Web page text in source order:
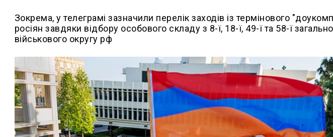
Зокрема, у телеграмі зазначили перелік заходів із термінового
росіян завдяки відбору особового складу з 8-ї, 18-ї, 49-ї та 58-ї
військового округу рф